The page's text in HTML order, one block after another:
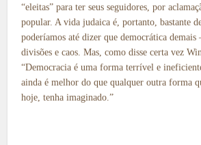
“eleitas” para ter seus seguidores, por
popular. A vida judaica é, portanto, bastante
poderíamos até dizer que democrática demais
divisões e caos. Mas, como disse certa vez
“Democracia é uma forma terrível e
ainda é melhor do que qualquer outra forma
hoje, tenha imaginado.”